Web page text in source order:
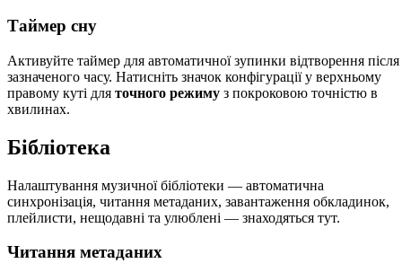
Таймер сну
Активуйте таймер для автоматичної зупинки відтворення після
зазначеного часу. Натисніть значок конфігурації у верхньому
правому куті для точного режиму з покроковою точністю в
хвилинах.
Бібліотека
Налаштування музичної бібліотеки — автоматична
синхронізація, читання метаданих, завантаження обкладинок,
плейлисти, нещодавні та улюблені — знаходяться тут.
Читання метаданих